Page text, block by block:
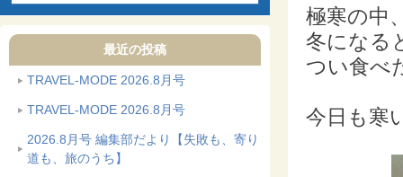
最近の投稿
TRAVEL-MODE 2026.8月号
TRAVEL-MODE 2026.8月号
2026.8月号 編集部だより【失敗も、寄り
道も、旅のうち】
極寒の中
冬になる
つい食べ
今日も寒